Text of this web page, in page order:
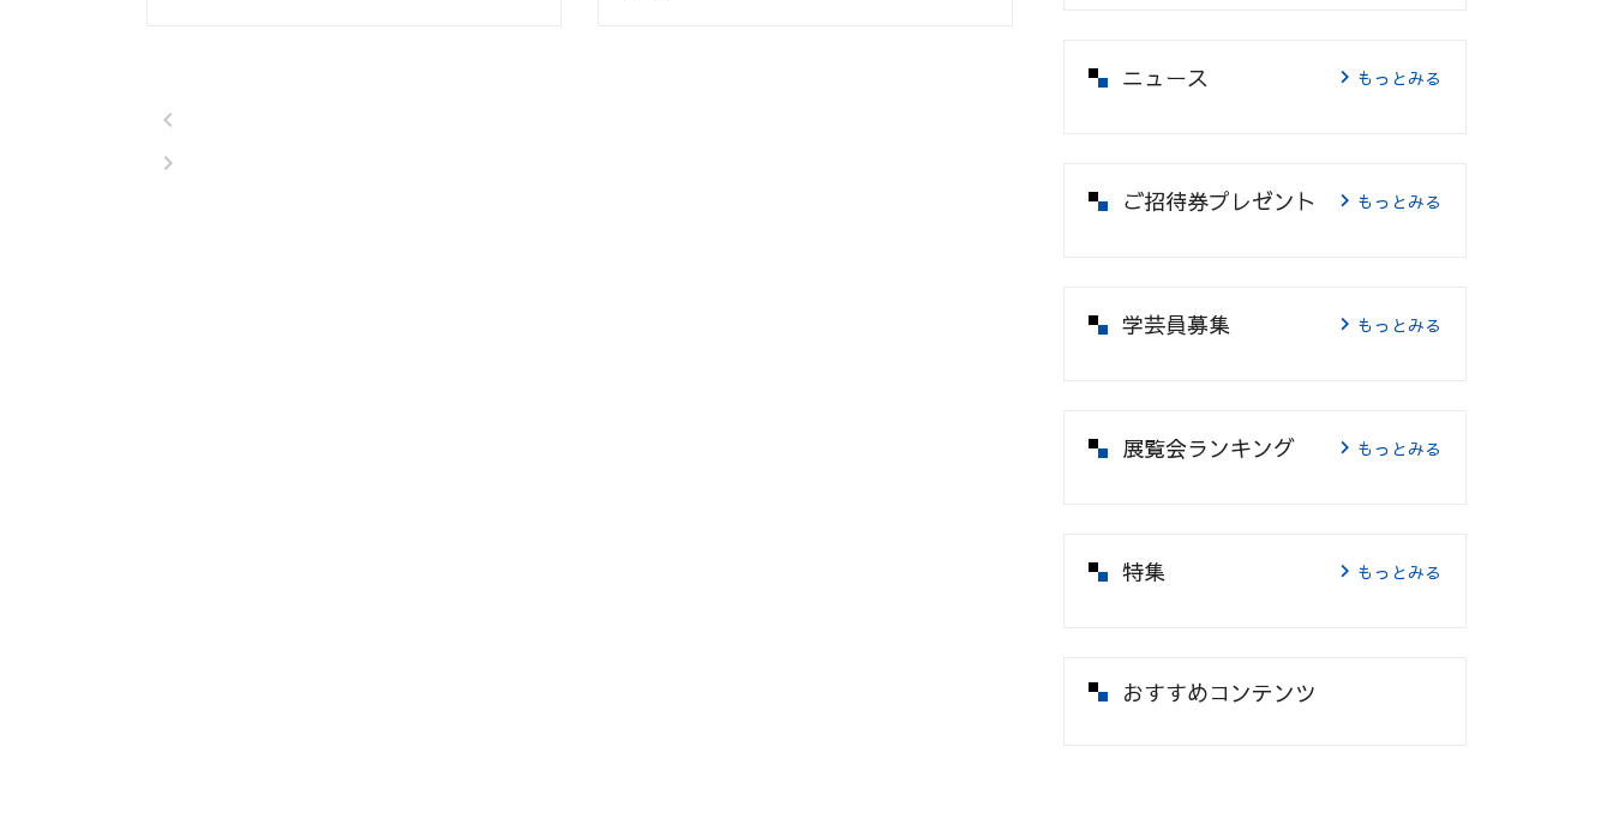
ニュース もっとみる
ご招待券プレゼント もっとみる
学芸員募集 もっとみる
展覧会ランキング もっとみる
特集 もっとみる
おすすめコンテンツ